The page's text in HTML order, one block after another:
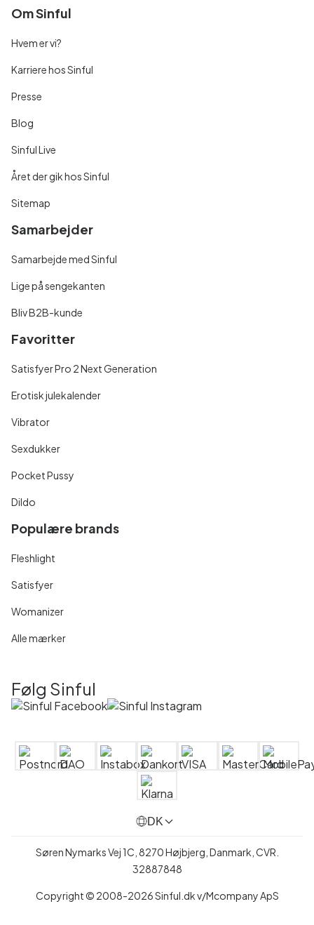
Om Sinful
Hvem er vi?
Karriere hos Sinful
Presse
Blog
Sinful Live
Året der gik hos Sinful
Sitemap
Samarbejder
Samarbejde med Sinful
Lige på sengekanten
Bliv B2B-kunde
Favoritter
Satisfyer Pro 2 Next Generation
Erotisk julekalender
Vibrator
Sexdukker
Pocket Pussy
Dildo
Populære brands
Fleshlight
Satisfyer
Womanizer
Alle mærker
Følg Sinful
DK
Søren Nymarks Vej 1C, 8270 Højbjerg, Danmark, CVR.
32887848
Copyright © 2008-2026 Sinful.dk v/Mcompany ApS